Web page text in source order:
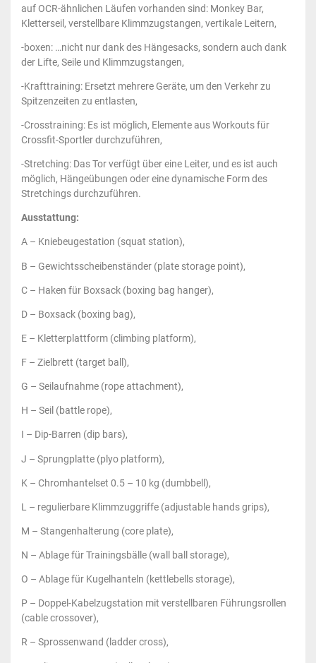
auf OCR-ähnlichen Läufen vorhanden sind: Monkey Bar,
Kletterseil, verstellbare Klimmzugstangen, vertikale Leitern,
-boxen: …nicht nur dank des Hängesacks, sondern auch dank
der Lifte, Seile und Klimmzugstangen,
-Krafttraining: Ersetzt mehrere Geräte, um den Verkehr zu
Spitzenzeiten zu entlasten,
-Crosstraining: Es ist möglich, Elemente aus Workouts für
Crossfit-Sportler durchzuführen,
-Stretching: Das Tor verfügt über eine Leiter, und es ist auch
möglich, Hängeübungen oder eine dynamische Form des
Stretchings durchzuführen.
Ausstattung:
A – Kniebeugestation (squat station),
B – Gewichtsscheibenständer (plate storage point),
C – Haken für Boxsack (boxing bag hanger),
D – Boxsack (boxing bag),
E – Kletterplattform (climbing platform),
F – Zielbrett (target ball),
G – Seilaufnahme (rope attachment),
H – Seil (battle rope),
I – Dip-Barren (dip bars),
J – Sprungplatte (plyo platform),
K – Chromhantelset 0.5 – 10 kg (dumbbell),
L – regulierbare Klimmzuggriffe (adjustable hands grips),
M – Stangenhalterung (core plate),
N – Ablage für Trainingsbälle (wall ball storage),
O – Ablage für Kugelhanteln (kettlebells storage),
P – Doppel-Kabelzugstation mit verstellbaren Führungsrollen
(cable crossover),
R – Sprossenwand (ladder cross),